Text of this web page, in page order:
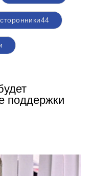
поддержки